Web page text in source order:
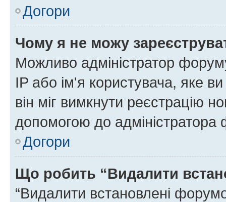
Догори
Чому я не можу
Можливо адміністратор
IP або ім'я користувача, яке
він міг вимкнути реєстрацію
допомогою до адміністратора
Догори
Що робить “Видалити
“Видалити встановлені